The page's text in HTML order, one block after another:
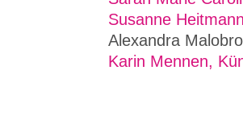
Susanne
Alexandra
Karin Mennen,